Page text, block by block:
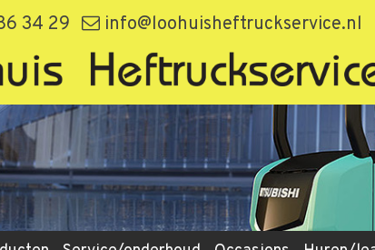
34 29 info@loohuisheftruckservice.nl